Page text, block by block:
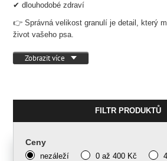
✔ dlouhodobé zdraví
👉 Správná velikost granulí je detail, který
život vašeho psa.
Zobrazit více
FILTR PRODUKTŮ
Ceny
nezáleží 0 až 400 Kč